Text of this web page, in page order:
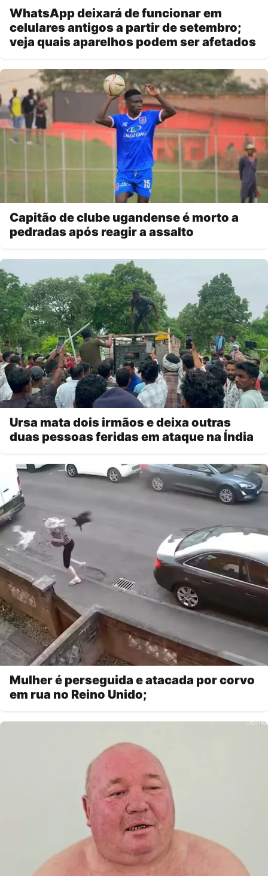
WhatsApp deixará de funcionar em
celulares antigos a partir de setembro;
veja quais aparelhos podem ser afetados
Capitão de clube ugandense é morto a
pedradas após reagir a assalto
Ursa mata dois irmãos e deixa outras
duas pessoas feridas em ataque na Índia
Mulher é perseguida e atacada por corvo
em rua no Reino Unido;